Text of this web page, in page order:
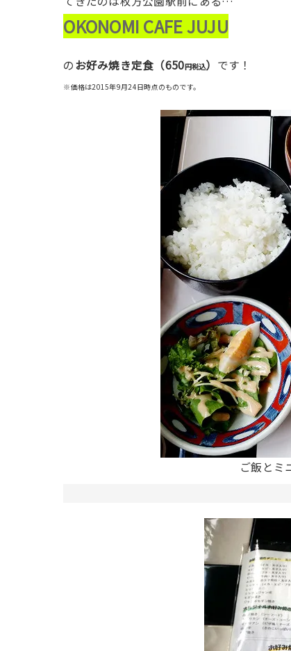
OKONOMI CAFE JUJU
のお好み焼き定食（650円税込） です！
※価格は2015年9月24日時点のものです。
ご飯とミ